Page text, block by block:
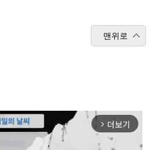
맨위로
arrow_forward_ios 더보기